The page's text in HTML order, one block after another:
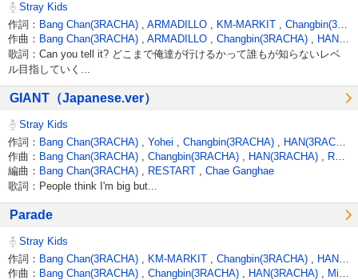
Stray Kids
作詞： Bang Chan(3RACHA) ARMADILLO KM-MARKIT
Changbin(3RACHA)
作曲： Bang Chan(3RACHA) ARMADILLO Changbin(3RACHA) HAN(3RACHA)
歌詞：Can you tell it? どこまで俺達が行けるかって誰もが知らないレベ
ル目指していく...
GIANT（Japanese.ver）
Stray Kids
作詞： Bang Chan(3RACHA) Yohei Changbin(3RACHA)
HAN(3RACHA)
作曲： Bang Chan(3RACHA) Changbin(3RACHA) HAN(3RACHA)
RESTART
編曲： Bang Chan(3RACHA) RESTART Chae Ganghae
歌詞：People think I'm big but...
Parade
Stray Kids
作詞： Bang Chan(3RACHA) KM-MARKIT Changbin(3RACHA)
HAN(3RACHA)
作曲： Bang Chan(3RACHA) Changbin(3RACHA) HAN(3RACHA)
Millionboy